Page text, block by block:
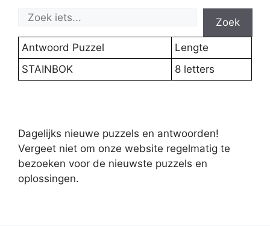
Zoek
Antwoord Puzzel
Lengte
STAINBOK
8 letters
Dagelijks nieuwe puzzels en antwoorden!
Vergeet niet om onze website regelmatig te
bezoeken voor de nieuwste puzzels en
oplossingen.